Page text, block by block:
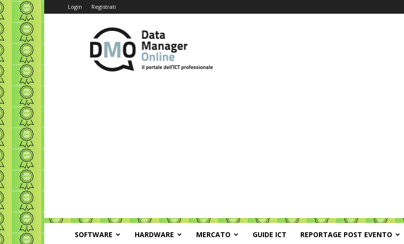
Login Registrati
Data
Manager
Online
SOFTWARE HARDWARE MERCATO GUIDE ICT REPORTAGE POST EVENTO